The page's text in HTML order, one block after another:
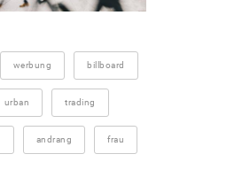
werbung billboard
urban trading
andrang frau